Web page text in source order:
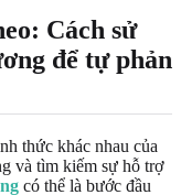
Cách sử
để tự phản
thức khác nhau của
và tìm kiếm sự hỗ trợ
có thể là bước đầu